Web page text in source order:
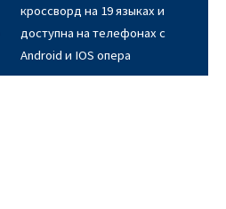
кроссворд на 19 языках и
доступна на телефонах с
Android и IOS опера